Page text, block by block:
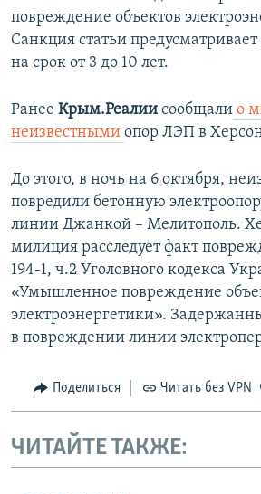
повреждение объектов
Санкция статьи
на срок от 3 до 10 лет.
Ранее Крым.Реалии сообщали о
неизвестными опор ЛЭП в
До этого, в ночь на 6 октября,
повредили бетонную
линии Джанкой – Мелитополь.
милиция расследует факт
194-1, ч.2 Уголовного кодекса
«Умышленное повреждение
электроэнергетики».
в повреждении линии
Поделиться Читать без VPN
ЧИТАЙТЕ ТАКЖЕ: